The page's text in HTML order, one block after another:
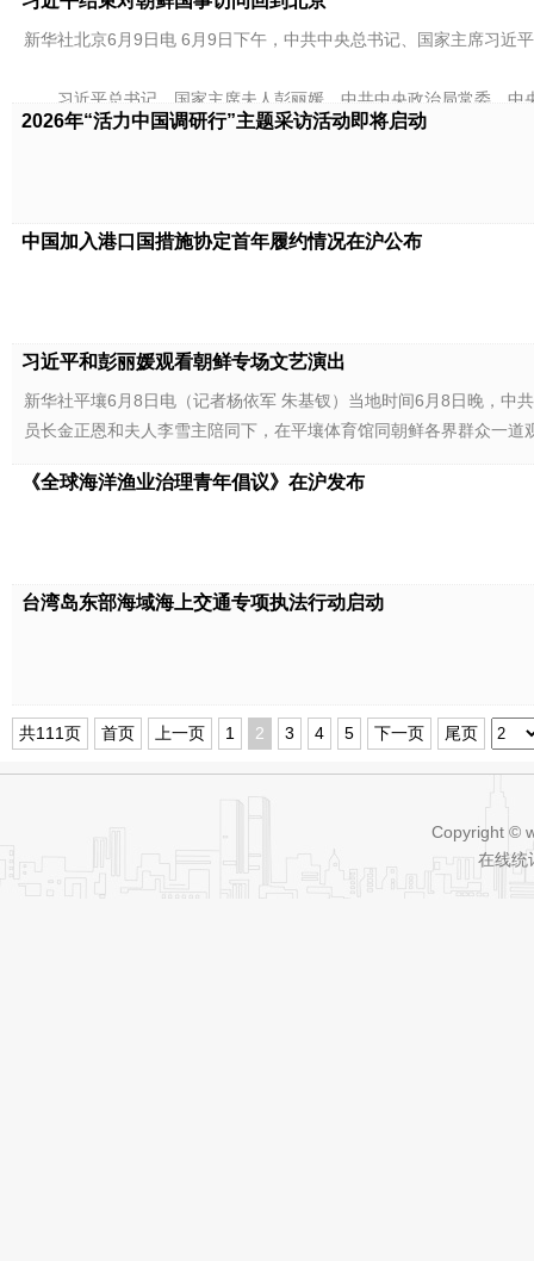
新华社北京6月9日电 6月9日下午，中共中央总书记、国家主席习近
习近平总书记、国家主席夫人彭丽媛，中共中央政治局常委、中
2026年“活力中国调研行”主题采访活动即将启动
中国加入港口国措施协定首年履约情况在沪公布
习近平和彭丽媛观看朝鲜专场文艺演出
新华社平壤6月8日电（记者杨依军 朱基钗）当地时间6月8日晚，中
员长金正恩和夫人李雪主陪同下，在平壤体育馆同朝鲜各界群众一道
《全球海洋渔业治理青年倡议》在沪发布
台湾岛东部海域海上交通专项执法行动启动
共111页 首页 上一页 1 2 3 4 5 下一页 尾页
Copyright ©
在线统